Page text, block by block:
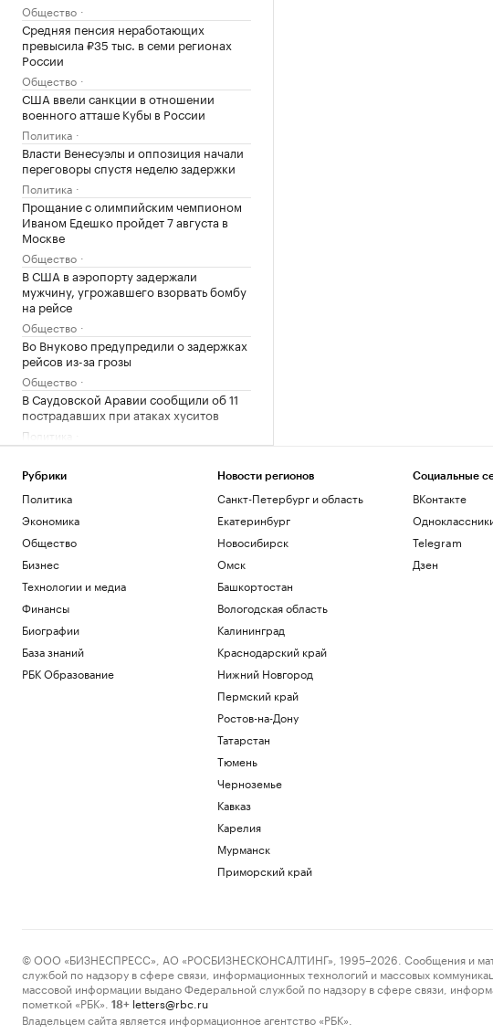
Общество
Средняя пенсия неработающих
превысила ₽35 тыс. в семи регионах
России
Общество
США ввели санкции в отношении
военного атташе Кубы в России
Политика
Власти Венесуэлы и оппозиция начали
переговоры спустя неделю задержки
Политика
Прощание с олимпийским чемпионом
Иваном Едешко пройдет 7 августа в
Москве
Общество
В США в аэропорту задержали
мужчину, угрожавшего взорвать бомбу
на рейсе
Общество
Во Внуково предупредили о задержках
рейсов из-за грозы
Общество
В Саудовской Аравии сообщили об 11
пострадавших при атаках хуситов
Политика
потребовала подтверждать
происхождение газа
Политика
Трамп заявил, что США «тоже
нуждаются» в ракетах для Patriot
Политика
крупнейшие финансовые компании
США
Новая категория
Трамп подписал указы,
ограничивающие право на
гражданство по рождению
Четыре человека погибли при взрыве в
после скандала с продажей прав ЧМ
Запасы газа в Европе на минимуме. Что
Рубрики
Политика
Экономика
Общество
Бизнес
Технологии и медиа
Финансы
Биографии
База знаний
РБК Образование
Новости регионов
Санкт-Петербург и область
Екатеринбург
Новосибирск
Омск
Башкортостан
Вологодская область
Калининград
Краснодарский край
Нижний Новгород
Пермский край
Ростов-на-Дону
Татарстан
Тюмень
Черноземье
Кавказ
Карелия
Мурманск
Приморский край
Социальные
ВКонтакте
Telegram
Дзен
© ООО «БИЗНЕСПРЕСС», АО «РОСБИЗНЕСКОНСАЛТИНГ», 1995–2026. Сообщения и
службой по надзору в сфере связи, информационных технологий и массовых
массовой информации выдано Федеральной службой по надзору в сфере связи,
пометкой «РБК».
18+ letters@rbc.ru
Владельцем сайта является информационное агентство «РБК».